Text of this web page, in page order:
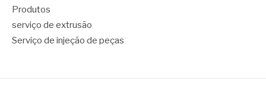
Produtos
serviço de extrusão
Serviço de injeção de peças